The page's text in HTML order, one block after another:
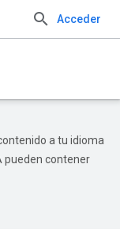
Acceder
a tu idioma
pueden contener